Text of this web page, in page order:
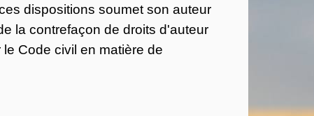
dispositions soumet son auteur
la contrefaçon de droits d'auteur
Code civil en matière de